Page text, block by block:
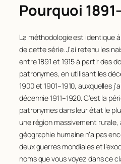
Pourquoi
La méthodologie est identique
de cette série. J’ai retenu les
entre 1891 et 1915 à partir des
patronymes, en utilisant les
1900 et 1901–1910, auxquelles
décennie 1911–1920. C’est la
patronymes dans leur état le
une région massivement
géographie humaine n’a pas
deux guerres mondiales et
noms que vous voyez dans ce